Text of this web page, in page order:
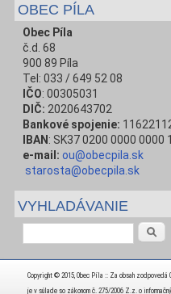
OBEC PÍLA
Obec Píla
č.d. 68
900 89 Píla
Tel: 033 / 649 52 08
IČO: 00305031
DIČ: 2020643702
Bankové spojenie:
IBAN : SK37 0200 0000 0000
e-mail: ou@obecpila.sk
starosta@obecpila.sk
VYHLADÁVANIE
Copyright © 2015, Obec Píla :: Za obsah
je v súlade so zákonom č. 275/2006 Z.z. o